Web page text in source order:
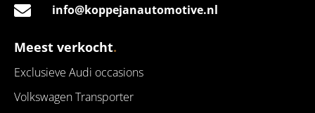
info@koppejanautomotive.nl
Meest verkocht.
Exclusieve Audi occasions
Volkswagen Transporter